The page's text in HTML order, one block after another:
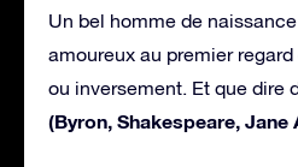
Un bel homme de
amoureux au premier
ou inversement. Et que dire
(Byron, Shakespeare,